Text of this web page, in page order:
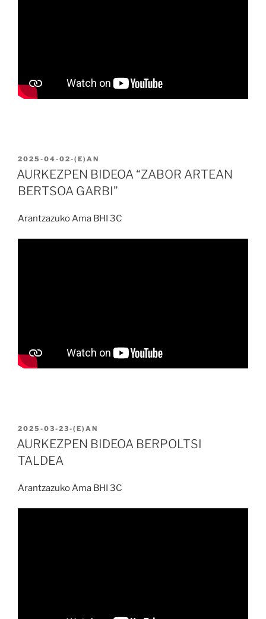
2025-04-02-(E)AN
AURKEZPEN BIDEOA “ZABOR ARTEAN
BERTSOA GARBI”
Arantzazuko Ama BHI 3C
2025-03-23-(E)AN
AURKEZPEN BIDEOA BERPOLTSI
TALDEA
Arantzazuko Ama BHI 3C